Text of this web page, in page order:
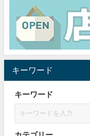
キーワード
キーワード